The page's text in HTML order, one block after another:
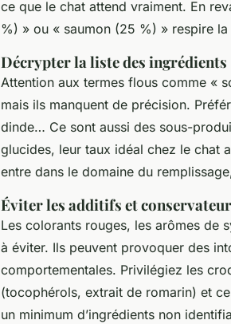
ce que le chat attend vraiment. En
%) » ou « saumon (25 %) » respire la
Décrypter la liste des ingrédients
Attention aux termes flous comme «
mais ils manquent de précision.
dinde… Ce sont aussi des sous-
glucides, leur taux idéal chez le chat
entre dans le domaine du
Éviter les additifs et
Les colorants rouges, les arômes de
à éviter. Ils peuvent provoquer des
comportementales. Privilégiez les
(tocophérols, extrait de romarin) et
un minimum d’ingrédients non